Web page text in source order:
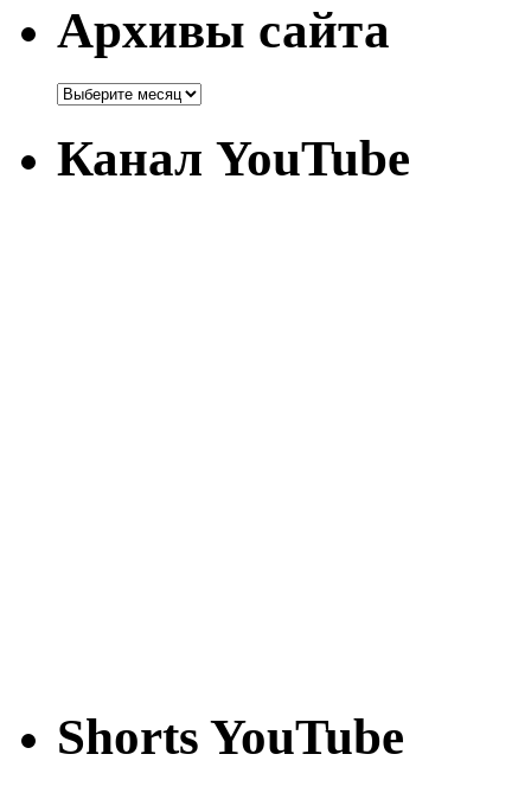
Архивы сайта
Канал YouTube
Shorts YouTube